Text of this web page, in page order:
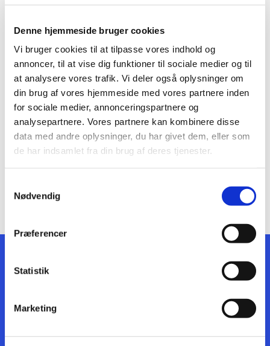
Denne hjemmeside bruger cookies
Vi bruger cookies til at tilpasse vores indhold og
annoncer, til at vise dig funktioner til sociale medier og til
at analysere vores trafik. Vi deler også oplysninger om
din brug af vores hjemmeside med vores partnere inden
for sociale medier, annonceringspartnere og
analysepartnere. Vores partnere kan kombinere disse
data med andre oplysninger, du har givet dem, eller som
de har indsamlet fra din brug af deres tjenester.
Nødvendig
Præferencer
Statistik
Marketing
Holdtype:Voksenhold
Alder: Alle kan deltage
Tid og sted:Tirsdag kl. 10.00 - 11.00 i DGI
Huset
Sæson:1. september 2026 - 5. april 2027
Instruktør:Dorthe Gregersen, tlf. 30 62 64
01
Kontigent:700 kr.
HAR DU SPØRGSMÅL?